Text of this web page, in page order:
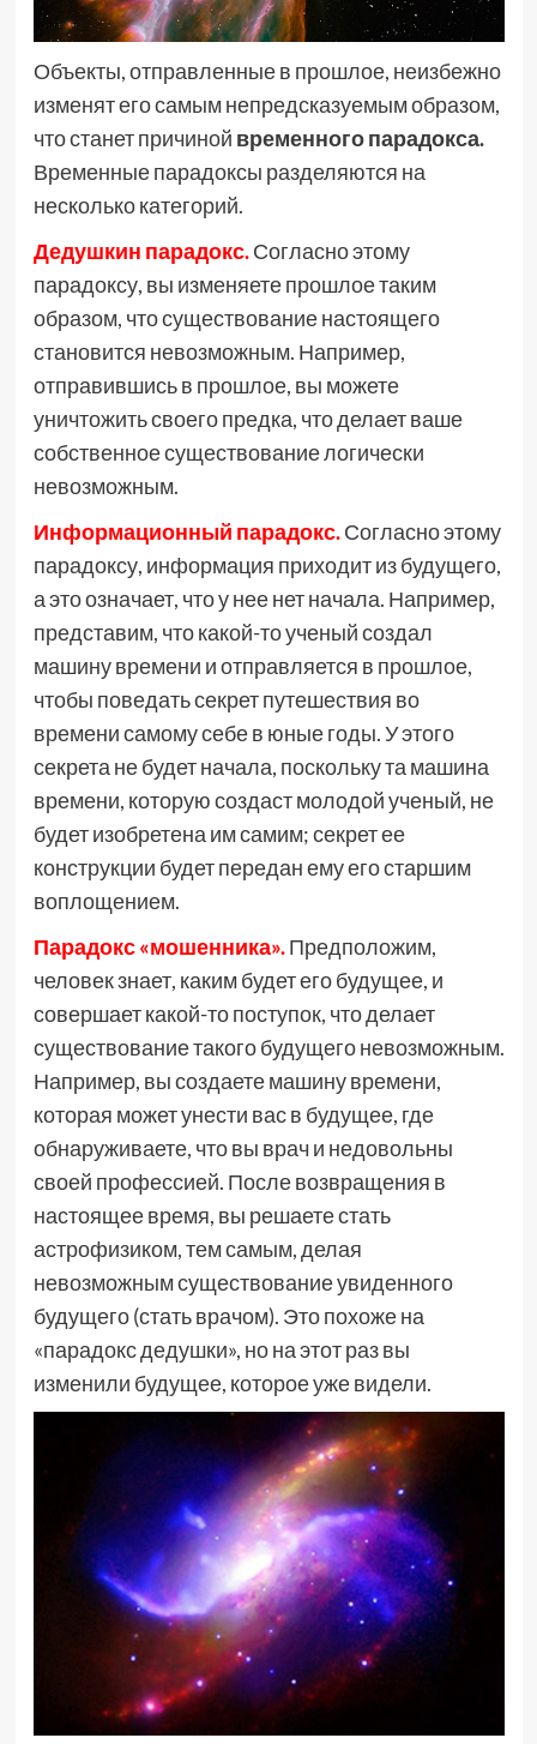
Объекты, отправленные в прошлое, неизбежно
изменят его самым непредсказуемым образом,
что станет причиной временного парадокса.
Временные парадоксы разделяются на
несколько категорий.
Дедушкин парадокс.Согласно этому
парадоксу, вы изменяете прошлое таким
образом, что существование настоящего
становится невозможным. Например,
отправившись в прошлое, вы можете
уничтожить своего предка, что делает ваше
собственное существование логически
невозможным.
Информационный парадокс.Согласно этому
парадоксу, информация приходит из будущего,
а это означает, что у нее нет начала. Например,
представим, что какой-то ученый создал
машину времени и отправляется в прошлое,
чтобы поведать секрет путешествия во
времени самому себе в юные годы. У этого
секрета не будет начала, поскольку та машина
времени, которую создаст молодой ученый, не
будет изобретена им самим; секрет ее
конструкции будет передан ему его старшим
воплощением.
Парадокс «мошенника». Предположим,
человек знает, каким будет его будущее, и
совершает какой-то поступок, что делает
существование такого будущего невозможным.
Например, вы создаете машину времени,
которая может унести вас в будущее, где
обнаруживаете, что вы врач и недовольны
своей профессией. После возвращения в
настоящее время, вы решаете стать
астрофизиком, тем самым, делая
невозможным существование увиденного
будущего (стать врачом). Это похоже на
«парадокс дедушки», но на этот раз вы
изменили будущее, которое уже видели.